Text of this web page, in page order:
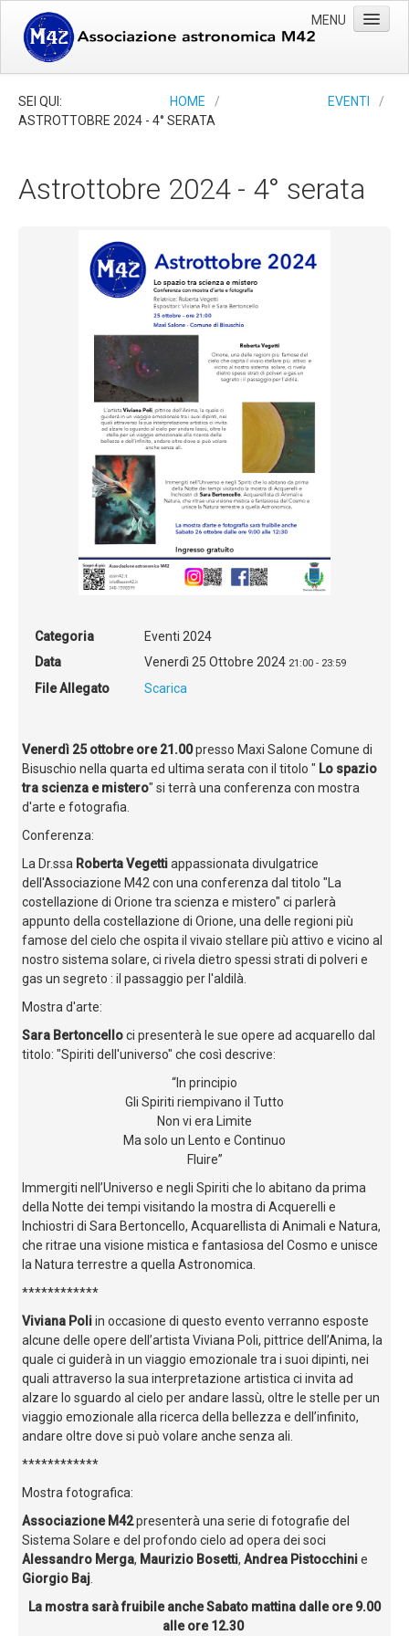
MENU
Associazione
Ricerca
SEI QUI: HOME / EVENTI
/
ASTROTTOBRE 2024 - 4° SERATA
Astrottobre 2024 - 4° serata
Categoria
Eventi 2024
Data
Venerdì 25 Ottobre 2024 21:00 - 23:59
File Allegato Scarica
Venerdì 25 ottobre ore 21.00presso Maxi Salone Comune di
Bisuschio nella quarta ed ultima serata con il titolo " Lo spazio
tra scienza e mistero" si terrà una conferenza con mostra
d'arte e fotografia.
Conferenza:
La Dr.ssa Roberta Vegettiappassionata divulgatrice
dell'Associazione M42 con una conferenza dal titolo "La
costellazione di Orione tra scienza e mistero" ci parlerà
appunto della costellazione di Orione, una delle regioni più
famose del cielo che ospita il vivaio stellare più attivo e vicino al
nostro sistema solare, ci rivela dietro spessi strati di polveri e
gas un segreto : il passaggio per l'aldilà.
Mostra d'arte:
Sara Bertoncelloci presenterà le sue opere ad acquarello dal
titolo: "Spiriti dell'universo" che così descrive:
“In principio
Gli Spiriti riempivano il Tutto
Non vi era Limite
Ma solo un Lento e Continuo
Fluire”
Immergiti nell’Universo e negli Spiriti che lo abitano da prima
della Notte dei tempi visitando la mostra di Acquerelli e
Inchiostri di Sara Bertoncello, Acquarellista di Animali e Natura,
che ritrae una visione mistica e fantasiosa del Cosmo e unisce
la Natura terrestre a quella Astronomica.
************
Viviana Poliin occasione di questo evento verranno esposte
alcune delle opere dell’artista Viviana Poli, pittrice dell’Anima, la
quale ci guiderà in un viaggio emozionale tra i suoi dipinti, nei
quali attraverso la sua interpretazione artistica ci invita ad
alzare lo sguardo al cielo per andare lassù, oltre le stelle per un
viaggio emozionale alla ricerca della bellezza e dell’infinito,
andare oltre dove si può volare anche senza ali.
************
Mostra fotografica:
Associazione M42presenterà una serie di fotografie del
Sistema Solare e del profondo cielo ad opera dei soci
Alessandro Merga, Maurizio Bosetti,Andrea Pistocchinie
Giorgio Baj.
La mostra sarà fruibile anche Sabato mattina dalle ore 9.00
alle ore 12.30